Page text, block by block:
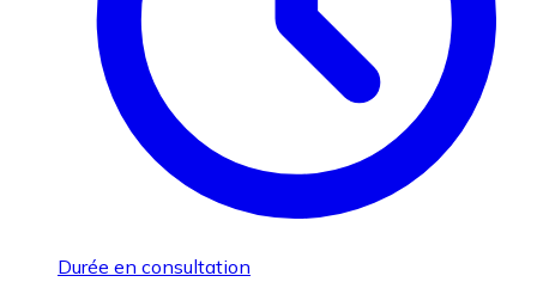
Durée en consultation